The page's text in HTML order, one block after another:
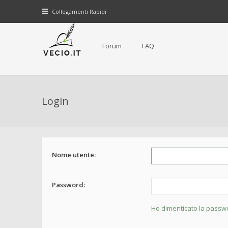
Collegamenti Rapidi
Forum FAQ
Login
Nome utente:
Password:
Ho dimenticato la